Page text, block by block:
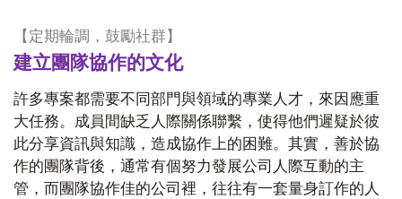
【定期輪調，鼓勵社群】
建立團隊協作的文化
許多專案都需要不同部門與領域的專業人才，來因應重
大任務。成員間缺乏人際關係聯繫，使得他們遲疑於彼
此分享資訊與知識，造成協作上的困難。其實，善於協
作的團隊背後，通常有個努力發展公司人際互動的主
管，而團隊協作佳的公司裡，往往有一套量身訂作的人